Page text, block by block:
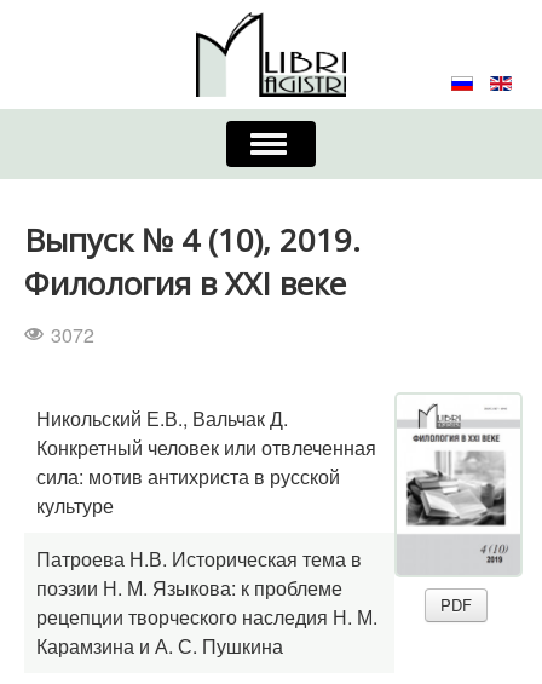
Включить/
выключить
навигацию
Журнал
Требования к оформлению
Список авторов
Устав
Выпуск № 4 (10), 2019.
Филология в XXI веке
3072
PDF
Никольский Е.В., Вальчак Д.
Конкретный человек или отвлеченная
сила: мотив антихриста в русской
культуре
Патроева Н.В. Историческая тема в
поэзии Н. М. Языкова: к проблеме
рецепции творческого наследия Н. М.
Карамзина и А. С. Пушкина